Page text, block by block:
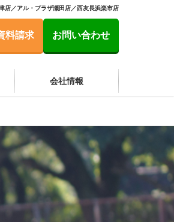
店／アル・プラザ瀬田店／西友長浜楽市店
料請求 お問い合わせ
会社情報